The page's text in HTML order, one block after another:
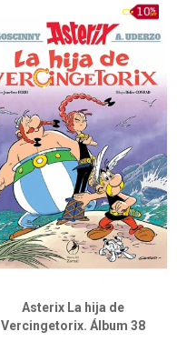
Asterix La hija de
Vercingetorix. Álbum 38